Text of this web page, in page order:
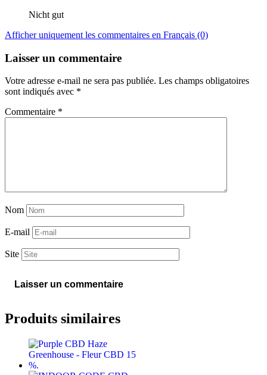
Nicht gut
Afficher uniquement les commentaires en Français (0)
Laisser un commentaire
Votre adresse e-mail ne sera pas publiée. Les champs obligatoires
sont indiqués avec *
Commentaire *
Nom
E-mail
Site
Produits similaires